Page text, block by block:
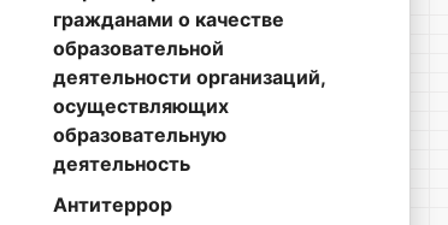
гражданами о качестве
образовательной
деятельности организаций,
осуществляющих
образовательную
деятельность
Антитеррор